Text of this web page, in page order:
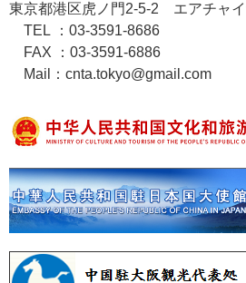
東京都港区虎ノ門2-5-2 エアチャ
TEL ：03-3591-8686
FAX ：03-3591-6886
Mail：cnta.tokyo@gmail.com